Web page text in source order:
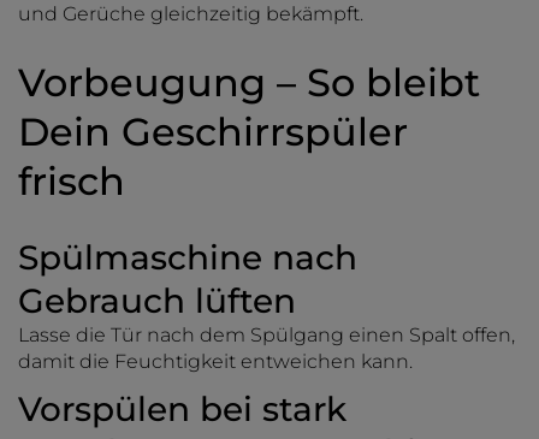
und Gerüche gleichzeitig bekämpft.
Vorbeugung – So bleibt
Dein Geschirrspüler
frisch
Spülmaschine nach
Gebrauch lüften
Lasse die Tür nach dem Spülgang einen Spalt offen,
damit die Feuchtigkeit entweichen kann.
Vorspülen bei stark